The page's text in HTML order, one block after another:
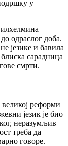
у
—
одраслог доба.
језике и бавила
сарадница
смрти.
реформи
језик је био
неразумљив
треба да
говоре.